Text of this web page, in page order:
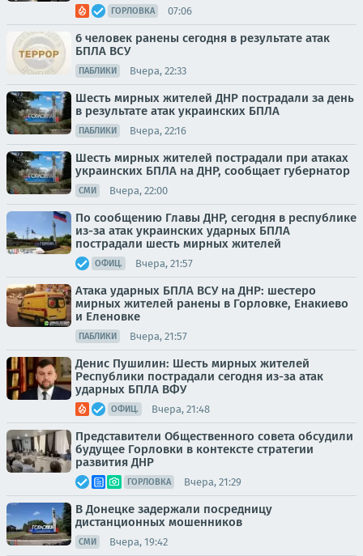
ГОРЛОВКА 07:06
6 человек ранены сегодня в результате атак
БПЛА ВСУ
ПАБЛИКИ Вчера, 22:33
Шесть мирных жителей ДНР пострадали за день
в результате атак украинских БПЛА
ПАБЛИКИ Вчера, 22:16
Шесть мирных жителей пострадали при атаках
украинских БПЛА на ДНР, сообщает губернатор
СМИ Вчера, 22:00
По сообщению Главы ДНР, сегодня в республике
из-за атак украинских ударных БПЛА
пострадали шесть мирных жителей
ОФИЦ. Вчера, 21:57
Атака ударных БПЛА ВСУ на ДНР: шестеро
мирных жителей ранены в Горловке, Енакиево
и Еленовке
ПАБЛИКИ Вчера, 21:57
Денис Пушилин: Шесть мирных жителей
Республики пострадали сегодня из-за атак
ударных БПЛА ВФУ
ОФИЦ. Вчера, 21:48
Представители Общественного совета обсудили
будущее Горловки в контексте стратегии
развития ДНР
ГОРЛОВКА Вчера, 21:29
В Донецке задержали посредницу
дистанционных мошенников
СМИ Вчера, 19:42